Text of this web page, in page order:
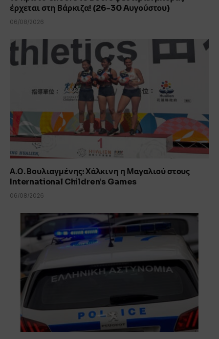
έρχεται στη Βάρκιζα! (26-30 Aυγούστου)
06/08/2026
Α.Ο. Βουλιαγμένης: Χάλκινη η Μαγαλιού στους
International Children’s Games
06/08/2026